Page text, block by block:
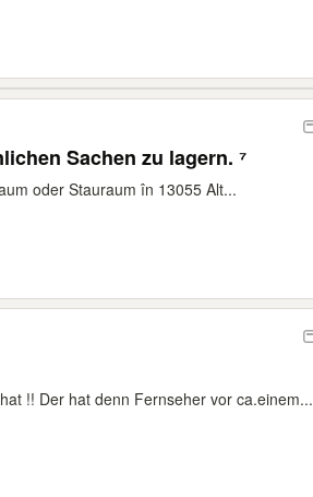
Sachen zu lagern. ⁷
oder Stauraum în 13055 Alt...
!! Der hat denn Fernseher vor ca.einem...